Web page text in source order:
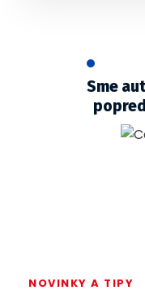
Sme
NOVINKY A TIPY